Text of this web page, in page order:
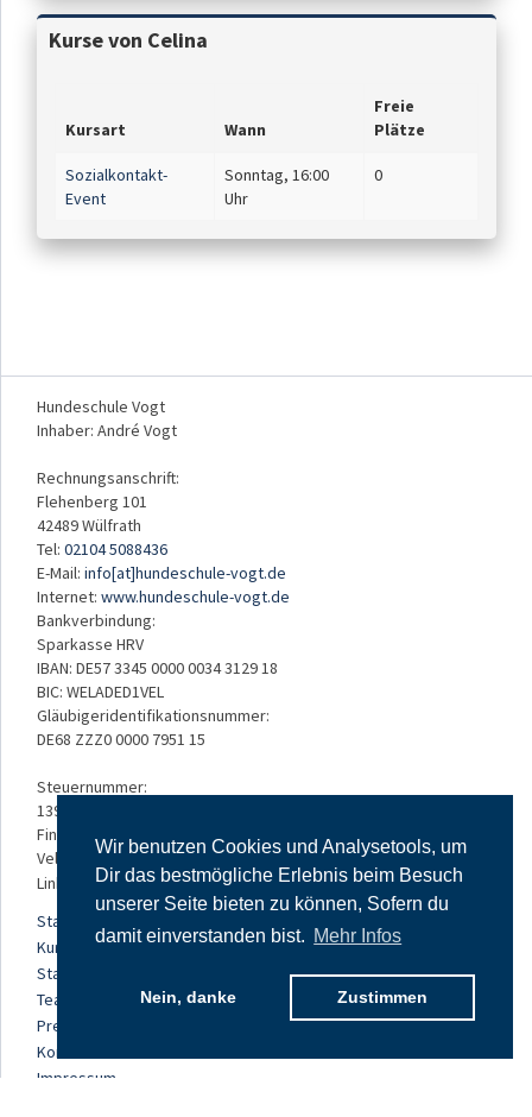
Wir benutzen Cookies und Analysetools, um
Dir das bestmögliche Erlebnis beim Besuch
unserer Seite bieten zu können, Sofern du
damit einverstanden bist. Mehr Infos
Nein, danke Zustimmen
Kurse von Celina
Kursart Wann
Freie
Plätze
Sozialkontakt-
Event
Sonntag, 16:00
Uhr
0
Hundeschule Vogt
Inhaber: André Vogt
Rechnungsanschrift:
Flehenberg 101
42489 Wülfrath
Tel: 02104 5088436
E-Mail: info[at]hundeschule-vogt.de
Internet: www.hundeschule-vogt.de
Bankverbindung:
Sparkasse HRV
IBAN: DE57 3345 0000 0034 3129 18
BIC: WELADED1VEL
Gläubigeridentifikationsnummer:
DE68 ZZZ0 0000 7951 15
Steuernummer:
139/5234/3050
Finanzamt:
Velbert
Links:
Startseite
Kursangebot
Standorte
Team
Preise
Kontakt
Impressum